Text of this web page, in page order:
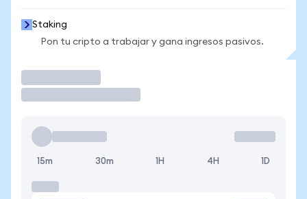
Staking
Pon tu cripto a trabajar y gana ingresos pasivos.
15m 30m 1H 4H 1D